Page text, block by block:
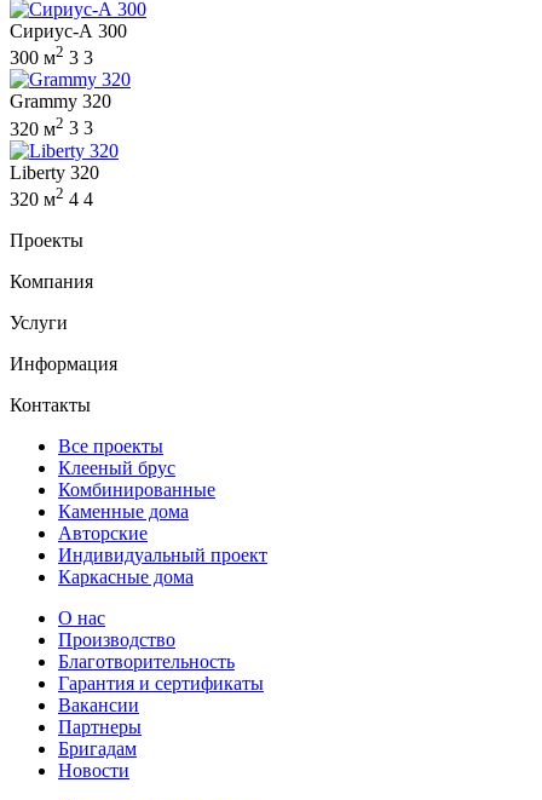
Сириус-А 300
300 м2 3 3
Grammy 320
320 м2 3 3
Liberty 320
320 м2 4 4
Проекты
Компания
Услуги
Информация
Контакты
Все проекты
Клееный брус
Комбинированные
Каменные дома
Авторские
Индивидуальный проект
Каркасные дома
О нас
Производство
Благотворительность
Гарантия и сертификаты
Вакансии
Партнеры
Бригадам
Новости